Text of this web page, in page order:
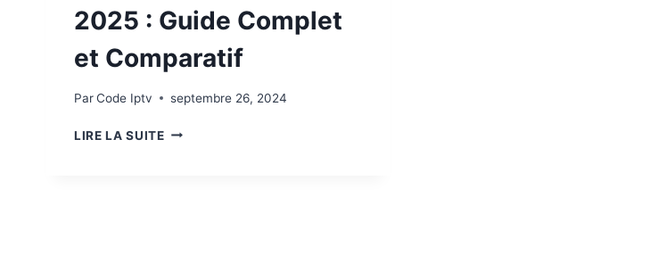
2025 : Guide Complet
et Comparatif
ParCode Iptv septembre 26, 2024
LIRE LA SUITE